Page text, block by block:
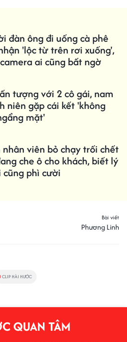
đàn ông đi uống cà phê
'lộc từ trên rơi xuống',
ai cũng bất ngờ
tượng với 2 cô gái, nam
niên gặp cái kết 'không
mặt'
nhân viên bỏ chạy trối chết
che ô cho khách, biết lý
cũng phì cười
Bài viết
Phương Linh
CLIP HÀI HƯỚC
QUAN TÂM